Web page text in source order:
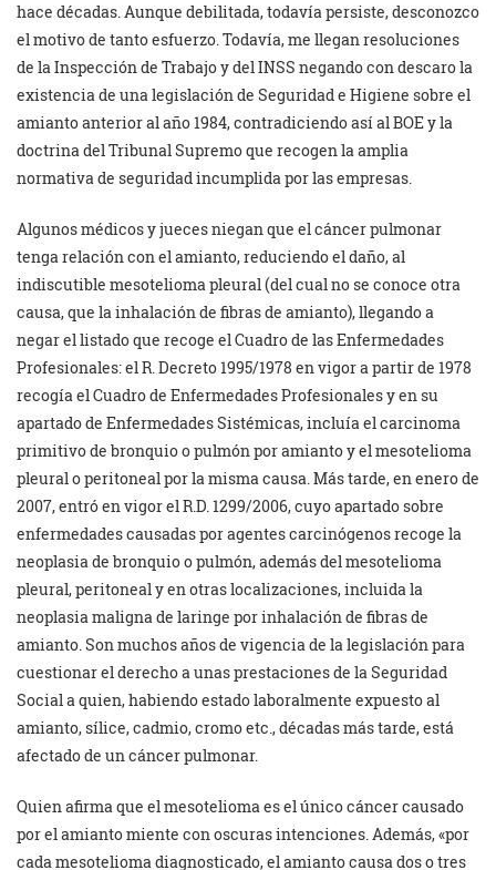
hace décadas. Aunque debilitada, todavía persiste, desconozco
el motivo de tanto esfuerzo. Todavía, me llegan resoluciones
de la Inspección de Trabajo y del INSS negando con descaro la
existencia de una legislación de Seguridad e Higiene sobre el
amianto anterior al año 1984, contradiciendo así al BOE y la
doctrina del Tribunal Supremo que recogen la amplia
normativa de seguridad incumplida por las empresas.
Algunos médicos y jueces niegan que el cáncer pulmonar
tenga relación con el amianto, reduciendo el daño, al
indiscutible mesotelioma pleural (del cual no se conoce otra
causa, que la inhalación de fibras de amianto), llegando a
negar el listado que recoge el Cuadro de las Enfermedades
Profesionales: el R. Decreto 1995/1978 en vigor a partir de 1978
recogía el Cuadro de Enfermedades Profesionales y en su
apartado de Enfermedades Sistémicas, incluía el carcinoma
primitivo de bronquio o pulmón por amianto y el mesotelioma
pleural o peritoneal por la misma causa. Más tarde, en enero de
2007, entró en vigor el R.D. 1299/2006, cuyo apartado sobre
enfermedades causadas por agentes carcinógenos recoge la
neoplasia de bronquio o pulmón, además del mesotelioma
pleural, peritoneal y en otras localizaciones, incluida la
neoplasia maligna de laringe por inhalación de fibras de
amianto. Son muchos años de vigencia de la legislación para
cuestionar el derecho a unas prestaciones de la Seguridad
Social a quien, habiendo estado laboralmente expuesto al
amianto, sílice, cadmio, cromo etc., décadas más tarde, está
afectado de un cáncer pulmonar.
Quien afirma que el mesotelioma es el único cáncer causado
por el amianto miente con oscuras intenciones. Además, «por
cada mesotelioma diagnosticado, el amianto causa dos o tres